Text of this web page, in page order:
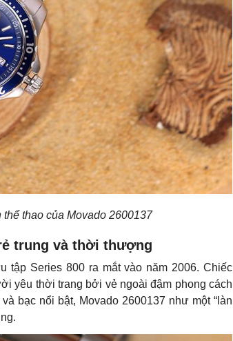
thao của Movado 2600137
trung và thời thượng
tập Series 800 ra mắt vào năm 2006. Chiếc
yêu thời trang bởi vẻ ngoài đậm phong cách
bạc nổi bật, Movado 2600137 như một “làn